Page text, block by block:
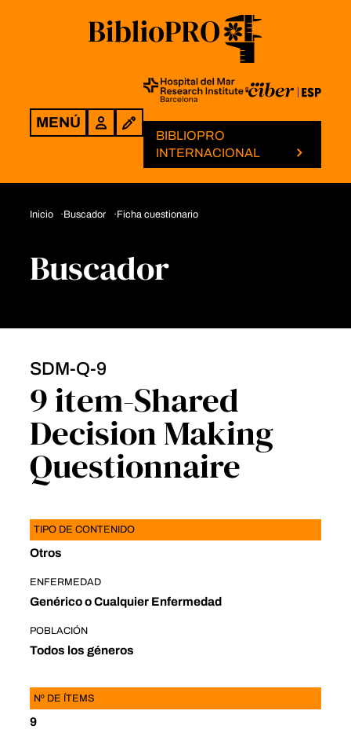
MENÚ Login
BIBLIOPRO
INTERNACIONAL
Inicio Buscador Ficha cuestionario
Buscador
SDM-Q-9
9 item-Shared
Decision Making
Questionnaire
TIPO DE CONTENIDO
Otros
ENFERMEDAD
Genérico o Cualquier Enfermedad
POBLACIÓN
Todos los géneros
Nº DE ÍTEMS
9